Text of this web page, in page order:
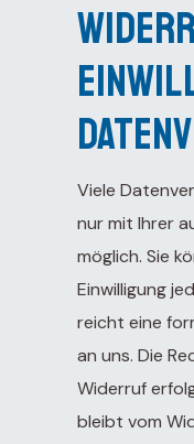
Viele
nur mit Ihrer
möglich. Sie
Einwilligung
reicht eine
an uns. Die
Widerruf
bleibt vom